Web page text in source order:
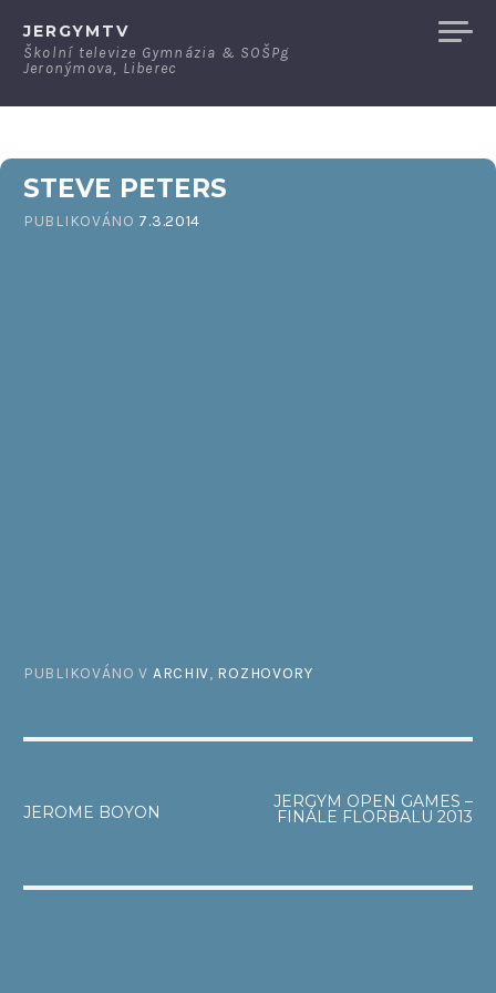
JERGYMTV
Školní televize Gymnázia & SOŠPg
Jeronýmova, Liberec
STEVE PETERS
PUBLIKOVÁNO 7.3.2014
PUBLIKOVÁNO V ARCHIV, ROZHOVORY
NAVIGACE
PŘÍSPĚVEK
JEROME BOYON
JERGYM OPEN GAMES –
FINÁLE FLORBALU 2013